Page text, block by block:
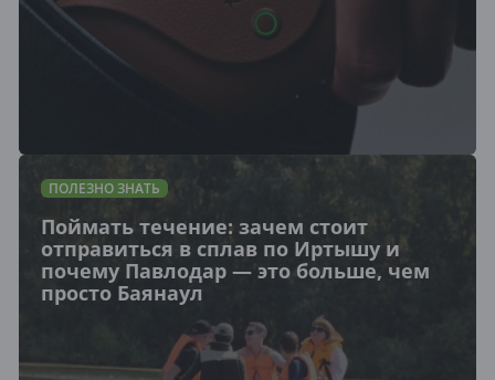
ПОЛЕЗНО ЗНАТЬ
Поймать течение: зачем стоит
отправиться в сплав по Иртышу и
почему Павлодар — это больше, чем
просто Баянаул